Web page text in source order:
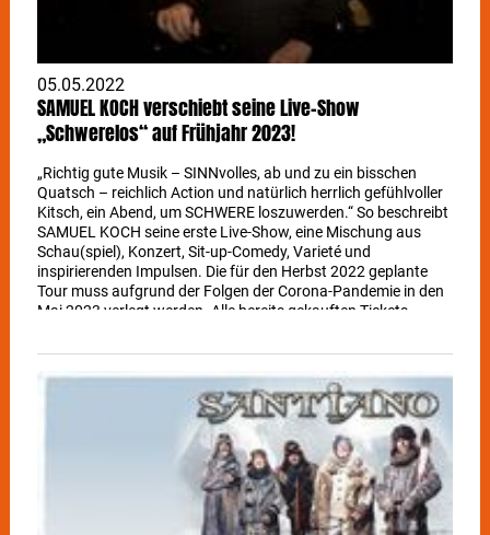
05.05.2022
SAMUEL KOCH verschiebt seine Live-Show
„Schwerelos“ auf Frühjahr 2023!
„Richtig gute Musik – SINNvolles, ab und zu ein bisschen
Quatsch – reichlich Action und natürlich herrlich gefühlvoller
Kitsch, ein Abend, um SCHWERE loszuwerden.“ So beschreibt
SAMUEL KOCH seine erste Live-Show, eine Mischung aus
Schau(spiel), Konzert, Sit-up-Comedy, Varieté und
inspirierenden Impulsen. Die für den Herbst 2022 geplante
Tour muss aufgrund der Folgen der Corona-Pandemie in den
Mai 2023 verlegt werden. Alle bereits gekauften Tickets
Mai 2023!